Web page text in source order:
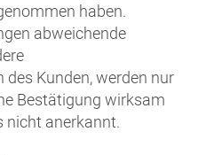
haben.
abweichende
Kunden, werden nur
Bestätigung wirksam
nicht anerkannt.